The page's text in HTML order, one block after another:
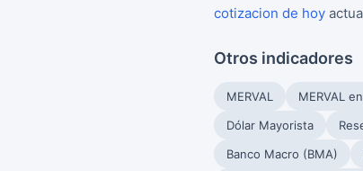
cotizacion de hoy
Otros indicadores
MERVAL MERVAL
Dólar Mayorista
Banco Macro (BMA)